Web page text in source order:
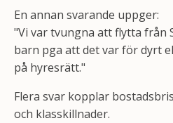
En annan svarande uppger:
"Vi var tvungna att flytta från
barn pga att det var för dyrt
på hyresrätt."
Flera svar kopplar
och klasskillnader.